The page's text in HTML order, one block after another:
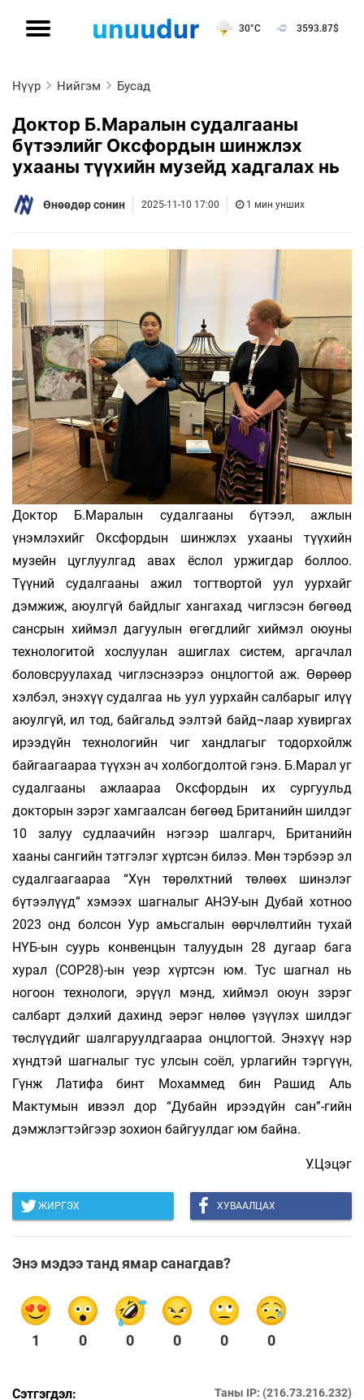
30°C 3593.87$
Нүүр Нийгэм Бусад
Доктор Б.Маралын судалгааны
бүтээлийг Оксфордын шинжлэх
ухааны түүхийн музейд хадгалах нь
Өнөөдөр сонин 2025-11-10 17:00 1 мин унших
Доктор Б.Маралын судалгааны бүтээл, ажлын
үнэмлэхийг Оксфордын шинжлэх ухааны түүхийн
музейн цуглуулгад авах ёслол уржигдар боллоо.
Түүний судалгааны ажил тогтвортой уул уурхайг
дэмжиж, аюулгүй байдлыг хангахад чиглэсэн бөгөөд
сансрын хиймэл дагуулын өгөгдлийг хиймэл оюуны
технологитой хослуулан ашиглах систем, аргачлал
боловсруулахад чиглэснээрээ онцлогтой аж. Өөрөөр
хэлбэл, энэхүү судалгаа нь уул уурхайн салбарыг илүү
аюулгүй, ил тод, байгальд ээлтэй байд¬лаар хувиргах
ирээдүйн технологийн чиг хандлагыг тодорхойлж
байгаагаараа түүхэн ач холбогдолтой гэнэ. Б.Марал уг
судалгааны ажлаараа Оксфордын их сургуульд
докторын зэрэг хамгаалсан бөгөөд Британийн шилдэг
10 залуу судлаачийн нэгээр шалгарч, Британийн
хааны сангийн тэтгэлэг хүртсэн билээ. Мөн тэрбээр эл
судалгаагаараа “Хүн төрөлхтний төлөөх шинэлэг
бүтээлүүд” хэмээх шагналыг АНЭУ-ын Дубай хотноо
2023 онд болсон Уур амьсгалын өөрчлөлтийн тухай
НҮБ-ын суурь конвенцын талуудын 28 дугаар бага
хурал (СОР28)-ын үеэр хүртсэн юм. Тус шагнал нь
ногоон технологи, эрүүл мэнд, хиймэл оюун зэрэг
салбарт дэлхий дахинд эерэг нөлөө үзүүлэх шилдэг
төслүүдийг шалгаруулдгаараа онцлогтой. Энэхүү нэр
хүндтэй шагналыг тус улсын соёл, урлагийн тэргүүн,
Гүнж Латифа бинт Мохаммед бин Рашид Аль
Мактумын ивээл дор “Дубайн ирээдүйн сан”-гийн
дэмжлэгтэйгээр зохион байгуулдаг юм байна.
У.Цэцэг
ЖИРГЭХ ХУВААЛЦАХ
Энэ мэдээ танд ямар санагдав?
1 0 0 0 0 0
Сэтгэгдэл: Таны IP: (216.73.216.232)